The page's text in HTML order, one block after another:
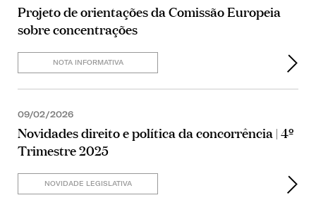
Projeto de orientações da Comissão Europeia
sobre concentrações
NOTA INFORMATIVA
09/02/2026
Novidades direito e política da concorrência | 4º
Trimestre 2025
NOVIDADE LEGISLATIVA